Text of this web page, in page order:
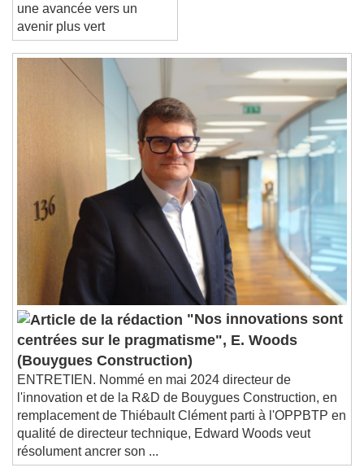
Close Modal Dialog
End of dialog window.
une avancée vers un
avenir plus vert
"Nos innovations sont
centrées sur le pragmatisme", E. Woods
(Bouygues Construction)
ENTRETIEN. Nommé en mai 2024 directeur de
l'innovation et de la R&D de Bouygues Construction, en
remplacement de Thiébault Clément parti à l'OPPBTP en
qualité de directeur technique, Edward Woods veut
résolument ancrer son ...